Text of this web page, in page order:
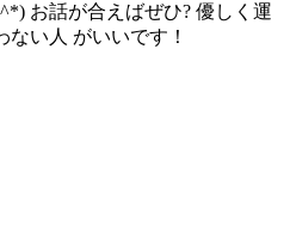
お話が合えばぜひ? 優しく運
ない人 がいいです！